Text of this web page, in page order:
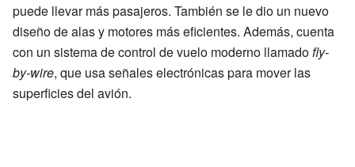
puede llevar más pasajeros. También se le dio un nuevo
diseño de alas y motores más eficientes. Además, cuenta
con un sistema de control de vuelo moderno llamadofly-
by-wire, que usa señales electrónicas para mover las
superficies del avión.